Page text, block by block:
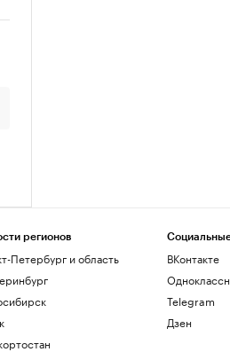
регионов
Петербург и область
ВКонтакте
Telegram
Дзен